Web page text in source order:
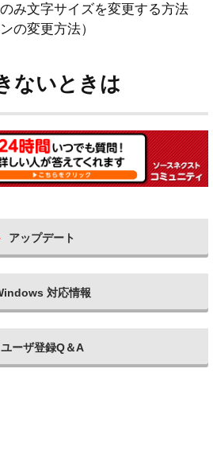
み文字サイズを変更する方法
の変更方法）
ないときは
アップデート
対応情報
ユーザ登録Q＆A